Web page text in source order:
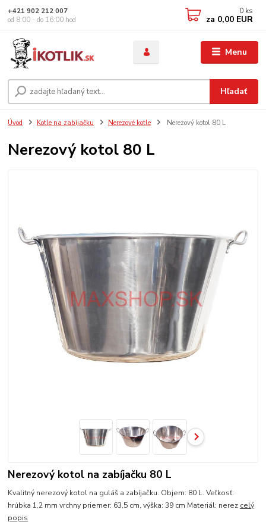
Menu
Hľadať
+421 902 212 007
od 8:00 - do 16:00 hod
0 ks
za 0,00 EUR
Úvod Kotle na zabíjačku Nerezové kotle Nerezový kotol 80 L
Nerezový kotol 80 L
Nerezový kotol na zabíjačku 80 L
Kvalitný nerezový kotol na guláš a zabíjačku. Objem: 80 L. Veľkosť:
hrúbka 1,2 mm vrchny priemer: 63,5 cm, výška: 39 cm Materiál: nerez celý
popis